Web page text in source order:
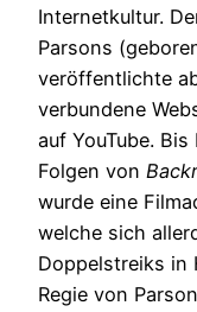
Internetkultur.
Parsons
veröffentlichte
verbundene
auf YouTube.
Folgen von
wurde eine
welche sich
Doppelstreiks in
Regie von